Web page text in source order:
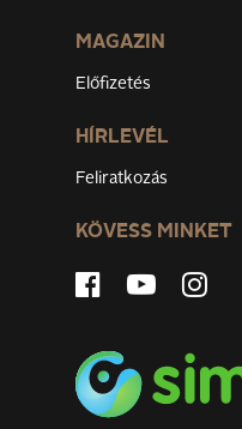
MAGAZIN
Előfizetés
HÍRLEVÉL
Feliratkozás
KÖVESS MINKET